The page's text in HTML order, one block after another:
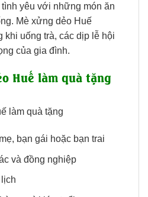
yêu với những món ăn
Mè xửng dẻo Huế
uống trà, các dịp lễ hội
của gia đình.
Huế làm quà tặng
làm quà tặng
bạn gái hoặc bạn trai
và đồng nghiệp